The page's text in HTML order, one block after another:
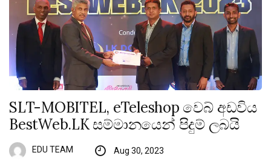
SLT-MOBITEL, eTeleshop වෙබ් අඩවිය
BestWeb.LK සම්මානයෙන් පිදුම් ලබයි
EDU TEAM Aug 30, 2023